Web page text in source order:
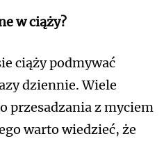
w ciąży?
ciąży podmywać
dziennie. Wiele
przesadzania z myciem
warto wiedzieć, że